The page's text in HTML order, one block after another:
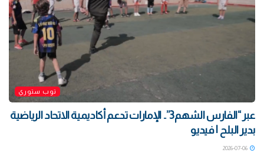
توب ستوري
‏عبر “الفارس الشهم3”.. الإمارات تدعم أكاديمية الاتحاد الرياضية
بدير البلح | فيديو